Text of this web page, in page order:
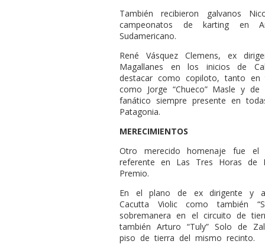
También recibieron galvanos
campeonatos de karting en
Sudamericano.
René Vásquez Clemens, ex
Magallanes en los inicios de
destacar como copiloto, tanto
como Jorge “Chueco” Masle y
fanático siempre presente en
Patagonia.
MERECIMIENTOS
Otro merecido homenaje fue el
referente en Las Tres Horas de
Premio.
En el plano de ex dirigente y
Cacutta Violic como también
sobremanera en el circuito de
también Arturo “Tuly” Solo de
piso de tierra del mismo recinto.